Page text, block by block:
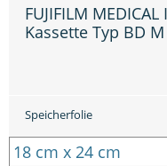
FUJIFILM MEDICAL
Kassette Typ BD M
Speicherfolie